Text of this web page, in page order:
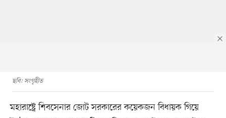
ছবি: সংগৃহীত
মহারাষ্ট্রে শিবসেনার জোট সরকারের কয়েকজন বিধায়ক গিয়ে